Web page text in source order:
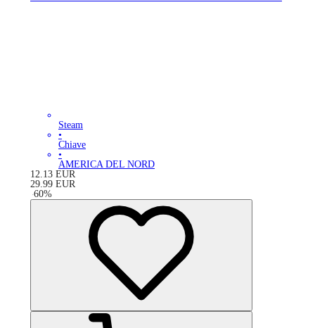
Steam
•
Chiave
•
AMERICA DEL NORD
12.13 EUR
29.99 EUR
-60%